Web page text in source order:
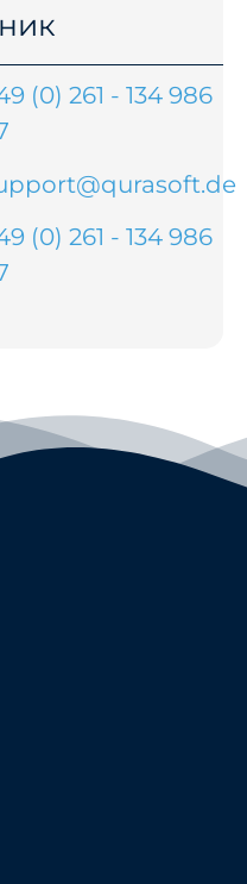
(0) 261 - 134 986
(0) 261 - 134 986